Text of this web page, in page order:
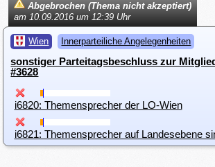
Abgebrochen (Thema nicht akzeptiert)
am 10.09.2016 um 12:39 Uhr
Wien Innerparteiliche Angelegenheiten
sonstiger Parteitagsbeschluss zur
#3628
i6820: Themensprecher der LO-Wien
i6821: Themensprecher auf Landesebene